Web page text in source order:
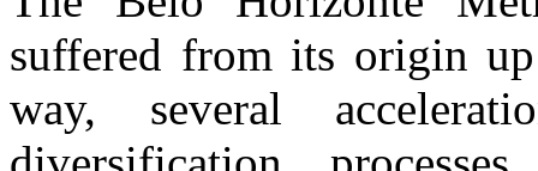
suffered from its origin
way, several